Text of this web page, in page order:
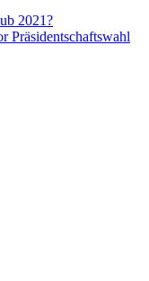
2021?
Präsidentschaftswahl